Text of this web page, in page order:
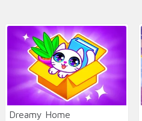
Dreamy Home